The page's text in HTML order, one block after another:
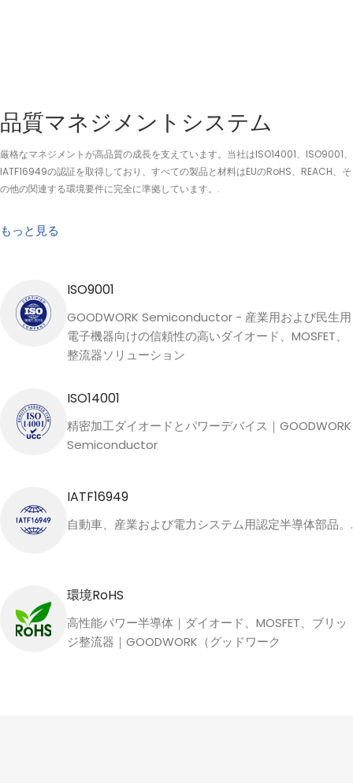
品質マネジメントシステム
厳格なマネジメントが高品質の成長を支えています。当社はISO14001、ISO9001、
IATF16949の認証を取得しており、すべての製品と材料はEUのRoHS、REACH、そ
の他の関連する環境要件に完全に準拠しています。.
もっと見る
ISO9001
GOODWORK Semiconductor - 産業用および民生用
電子機器向けの信頼性の高いダイオード、MOSFET、
整流器ソリューション
ISO14001
精密加工ダイオードとパワーデバイス｜GOODWORK
Semiconductor
IATF16949
自動車、産業および電力システム用認定半導体部品。.
環境RoHS
高性能パワー半導体｜ダイオード、MOSFET、ブリッ
ジ整流器｜GOODWORK（グッドワーク